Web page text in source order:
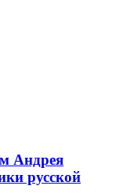
Андрея
русской